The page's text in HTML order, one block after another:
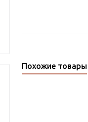
Похожие товары